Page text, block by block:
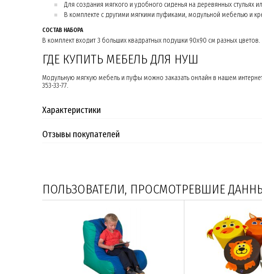
Для создания мягкого и удобного сиденья на деревянных стульях
В комплекте с другими мягкими пуфиками, модульной мебелью и
СОСТАВ НАБОРА
В комплект входит 3 больших квадратных подушки 90х90 см разных цветов.
ГДЕ КУПИТЬ МЕБЕЛЬ ДЛЯ НУШ
Модульную мягкую мебель и пуфы можно заказать онлайн в нашем
353-33-77.
Характеристики
Отзывы покупателей
ПОЛЬЗОВАТЕЛИ, ПРОСМОТРЕВШИЕ